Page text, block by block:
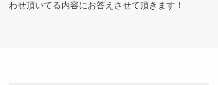
わせ頂いてる内容にお答えさせて頂きます！